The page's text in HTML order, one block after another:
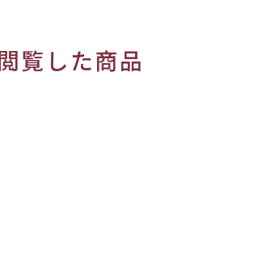
閲覧した商品